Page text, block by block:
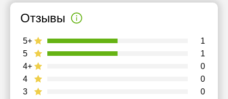
Отзывы
3 0
4 0
4+ 0
5 1
5+ 1